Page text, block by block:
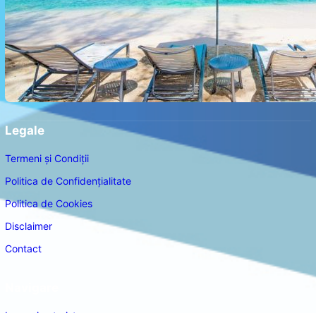
Legale
Termeni și Condiții
Politica de Confidențialitate
Politica de Cookies
Disclaimer
Contact